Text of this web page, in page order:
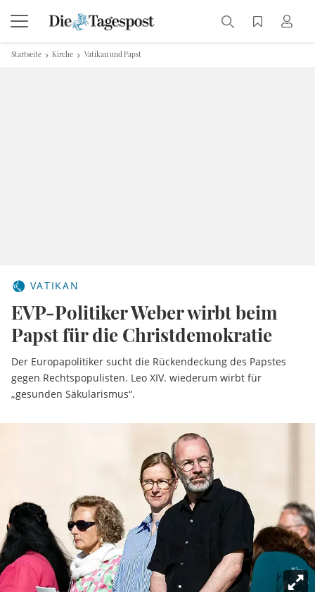
Startseite Kirche Vatikan und Papst
VATIKAN
EVP-Politiker Weber wirbt beim
Papst für die Christdemokratie
Der Europapolitiker sucht die Rückendeckung des Papstes
gegen Rechtspopulisten. Leo XIV. wiederum wirbt für
„gesunden Säkularismus“.